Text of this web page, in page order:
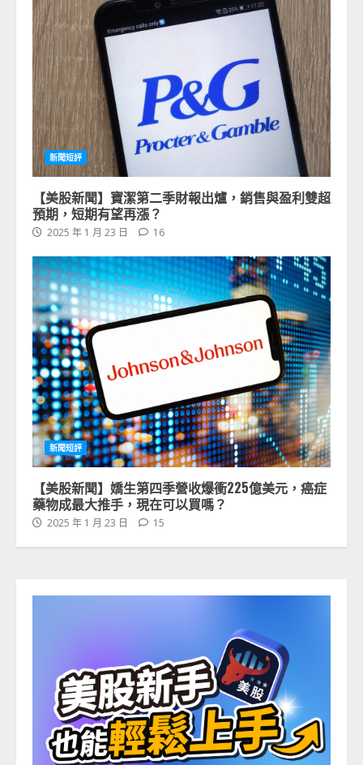
新聞短評
【美股新聞】寶潔第二季財報出爐，銷售與盈利雙超
預期，短期有望再漲？
2025 年 1 月 23 日 16
新聞短評
【美股新聞】嬌生第四季營收爆衝225億美元，癌症
藥物成最大推手，現在可以買嗎？
2025 年 1 月 23 日 15